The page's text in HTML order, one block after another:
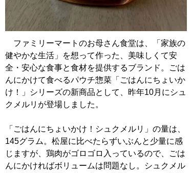
ファミリーマートのお母さん食堂は、「家族の
健やかな生活」を想って作った、美味しくて安
全・安心な食事と食材を提供するブランド。ごは
んにかけて食べるパウチ惣菜「ごはんにちょいか
け！」シリーズの新商品として、昨年10月にシュ
クメルリが登場しました。
「ごはんにちょいかけ！シュクメルリ」の量は、
145グラム。松屋に比べたらずいぶんと少量に感
じますが、鶏肉がゴロゴロ入っているので、ごは
んにかければボリュームは問題なし。シュクメル